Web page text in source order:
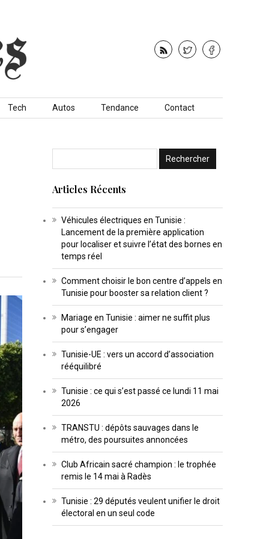
Tech Autos Tendance Contact
Articles Récents
Véhicules électriques en Tunisie :
Lancement de la première application
pour localiser et suivre l’état des bornes en
temps réel
Comment choisir le bon centre d’appels en
Tunisie pour booster sa relation client ?
Mariage en Tunisie : aimer ne suffit plus
pour s’engager
Tunisie-UE : vers un accord d’association
rééquilibré
Tunisie : ce qui s’est passé ce lundi 11 mai
2026
TRANSTU : dépôts sauvages dans le
métro, des poursuites annoncées
Club Africain sacré champion : le trophée
remis le 14 mai à Radès
Tunisie : 29 députés veulent unifier le droit
électoral en un seul code